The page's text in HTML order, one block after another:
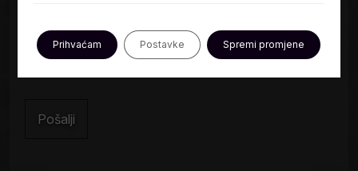
Prihvaćam Postavke Spremi promjene